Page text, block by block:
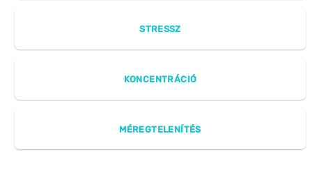
STRESSZ
KONCENTRÁCIÓ
MÉREGTELENÍTÉS